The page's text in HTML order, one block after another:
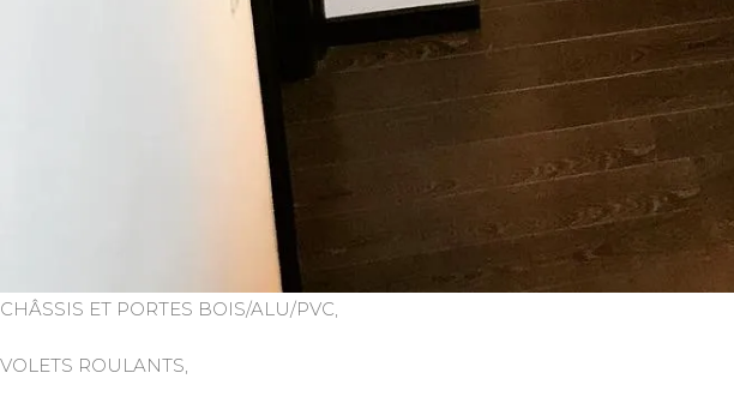
CHÂSSIS ET PORTES BOIS/ALU/PVC,
VOLETS ROULANTS,